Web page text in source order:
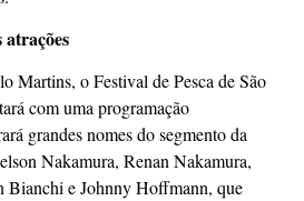
atrações
Martins, o Festival de Pesca de São
com uma programação
grandes nomes do segmento da
Nakamura, Renan Nakamura,
e Johnny Hoffmann, que